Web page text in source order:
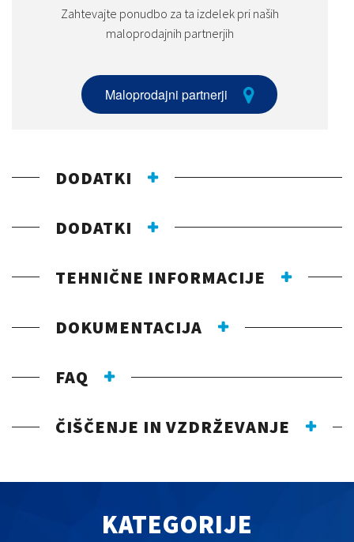
Zahtevajte ponudbo za ta izdelek pri naših
maloprodajnih partnerjih
Maloprodajni partnerji
DODATKI
DODATKI
TEHNIČNE INFORMACIJE
DOKUMENTACIJA
FAQ
ČIŠČENJE IN VZDRŽEVANJE
KATEGORIJE